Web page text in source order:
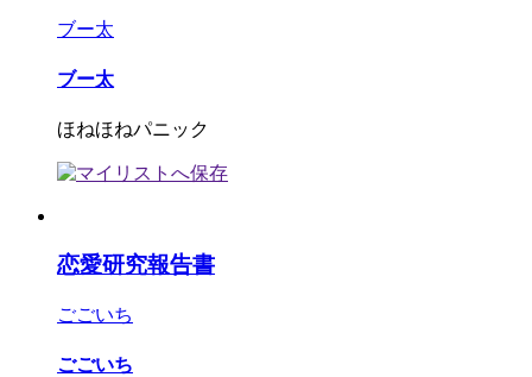
ブー太
ブー太
ほねほねパニック
恋愛研究報告書
ごごいち
ごごいち